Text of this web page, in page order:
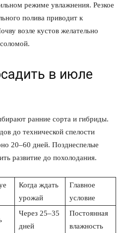
режиме увлажнения. Резкое
полива приводит к
возле кустов желательно
в июле
ранние сорта и гибриды.
до технической спелости
20–60 дней. Позднеспелые
развитие до похолодания.
Когда ждать
урожай
Главное
условие
Через 25–35
дней
Постоянная
влажность